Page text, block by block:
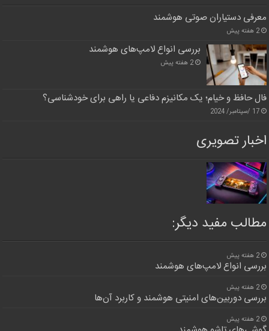
معرفی دستیاران صوتی هوشمند
2 هفته پیش
بررسی انواع لامپ‌های هوشمند
2 هفته پیش
فال حافظ و خیام؛ یک مکانیزم دفاعی یا راهی برای خودشناسی؟
17 /سپتامبر/ 2024
اخبار تصویری
مطالب مفید دیگر:
2 هفته پیش
بررسی انواع لامپ‌های هوشمند
2 هفته پیش
بررسی دوربین‌های امنیتی هوشمند و کاربرد آن‌ها
2 هفته پیش